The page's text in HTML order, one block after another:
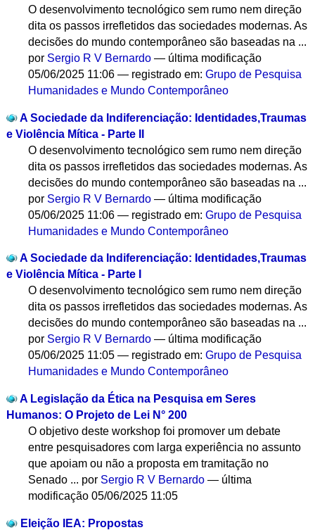
O desenvolvimento tecnológico sem rumo nem direção
dita os passos irrefletidos das sociedades modernas. As
decisões do mundo contemporâneo são baseadas na ...
por Sergio R V Bernardo — última modificação
05/06/2025 11:06— registrado em:Grupo de Pesquisa
Humanidades e Mundo Contemporâneo
A Sociedade da Indiferenciação: Identidades,Traumas
e Violência Mítica - Parte II
O desenvolvimento tecnológico sem rumo nem direção
dita os passos irrefletidos das sociedades modernas. As
decisões do mundo contemporâneo são baseadas na ...
por Sergio R V Bernardo — última modificação
05/06/2025 11:06— registrado em:Grupo de Pesquisa
Humanidades e Mundo Contemporâneo
A Sociedade da Indiferenciação: Identidades,Traumas
e Violência Mítica - Parte I
O desenvolvimento tecnológico sem rumo nem direção
dita os passos irrefletidos das sociedades modernas. As
decisões do mundo contemporâneo são baseadas na ...
por Sergio R V Bernardo — última modificação
05/06/2025 11:05— registrado em:Grupo de Pesquisa
Humanidades e Mundo Contemporâneo
A Legislação da Ética na Pesquisa em Seres
Humanos: O Projeto de Lei N° 200
O objetivo deste workshop foi promover um debate
entre pesquisadores com larga experiência no assunto
que apoiam ou não a proposta em tramitação no
Senado ... por Sergio R V Bernardo — última
modificação 05/06/2025 11:05
Eleição IEA: Propostas